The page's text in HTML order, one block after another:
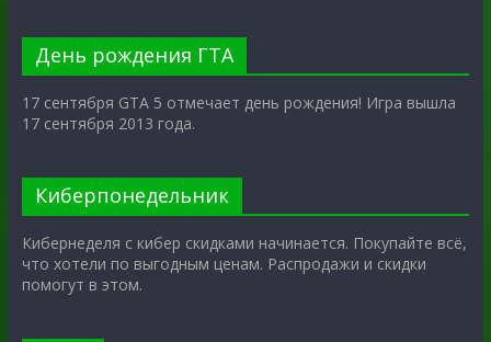
День рождения ГТА
17 сентября GTA 5 отмечает день рождения! Игра вышла
17 сентября 2013 года.
Киберпонедельник
Кибернеделя с кибер скидками начинается. Покупайте всё,
что хотели по выгодным ценам. Распродажи и скидки
помогут в этом.